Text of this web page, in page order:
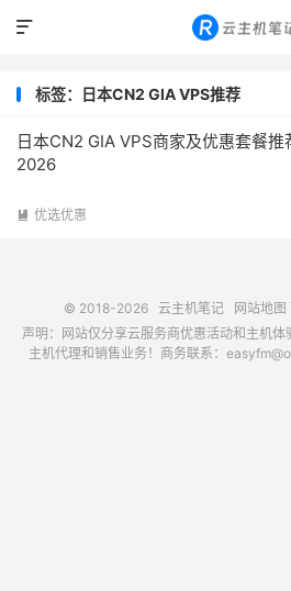

标签：日本CN2 GIA VPS推荐
日本CN2 GIA VPS商家及优惠套餐推
2026
 优选优惠
© 2018-2026 云主机笔记 网站地图
声明：网站仅分享云服务商优惠活动和主机
主机代理和销售业务！商务联系：